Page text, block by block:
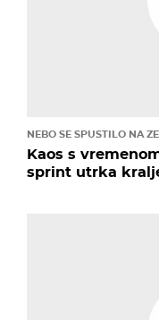
NEBO SE SPUSTILO NA
Kaos s
sprint utrka